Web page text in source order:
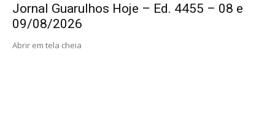
Jornal Guarulhos Hoje – Ed. 4455 – 08 e
09/08/2026
Abrir em tela cheia